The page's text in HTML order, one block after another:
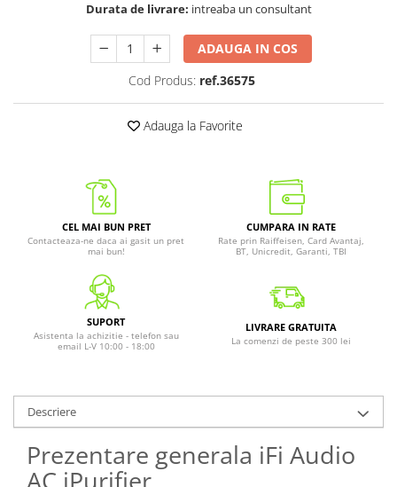
Durata de livrare: intreaba un consultant
ADAUGA IN COS
Cod Produs: ref.36575
Adauga la Favorite
CEL MAI BUN PRET
Contacteaza-ne daca ai gasit un pret
mai bun!
CUMPARA IN RATE
Rate prin Raiffeisen, Card Avantaj,
BT, Unicredit, Garanti, TBI
SUPORT
Asistenta la achizitie - telefon sau
email L-V 10:00 - 18:00
LIVRARE GRATUITA
La comenzi de peste 300 lei
Descriere
Prezentare generala iFi Audio